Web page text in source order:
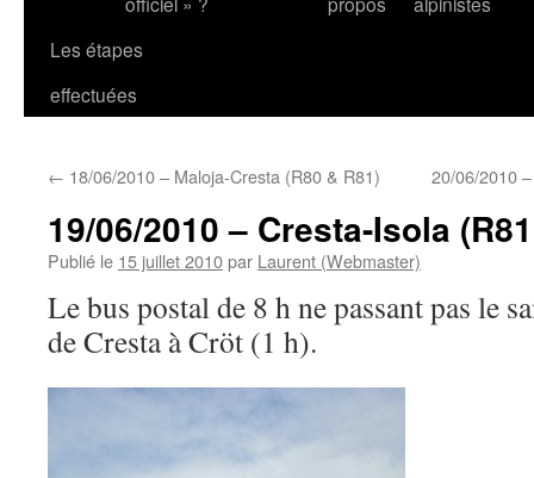
Les étapes
effectuées
← 18/06/2010 – Maloja-Cresta (R80 & R81) 20/06/2010
19/06/2010 – Cresta-Isola
Publié le 15 juillet 2010par Laurent (Webmaster)
Le bus postal de 8 h ne passant pas le
de Cresta à Cröt (1 h).